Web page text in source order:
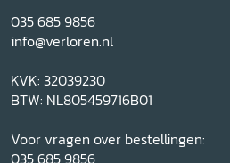
035 685 9856
info@verloren.nl
KVK: 32039230
BTW: NL805459716B01
Voor vragen over bestellingen: